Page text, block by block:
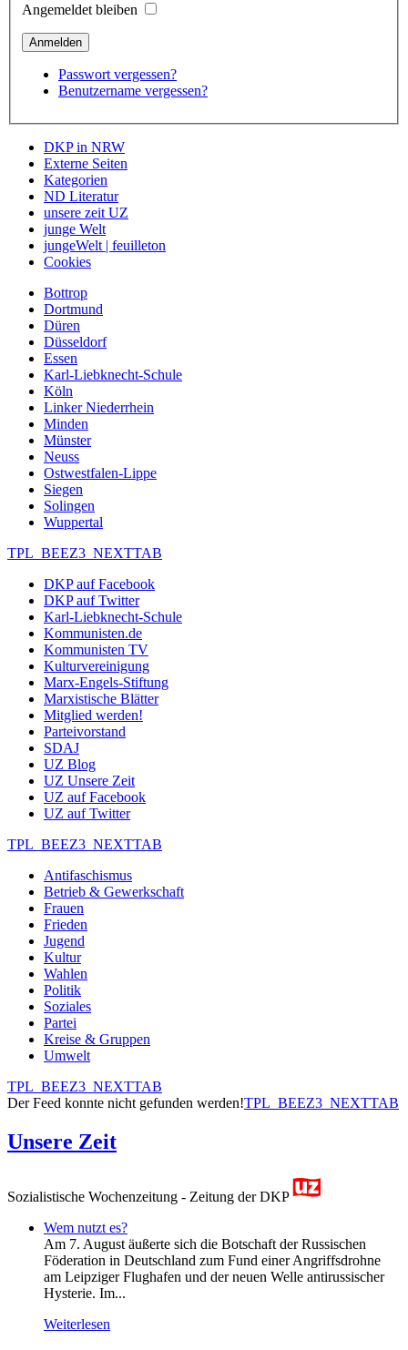
Angemeldet bleiben
Passwort vergessen?
Benutzername vergessen?
DKP in NRW
Externe Seiten
Kategorien
ND Literatur
unsere zeit UZ
junge Welt
jungeWelt | feuilleton
Cookies
Bottrop
Dortmund
Düren
Düsseldorf
Essen
Karl-Liebknecht-Schule
Köln
Linker Niederrhein
Minden
Münster
Neuss
Ostwestfalen-Lippe
Siegen
Solingen
Wuppertal
TPL_BEEZ3_NEXTTAB
DKP auf Facebook
DKP auf Twitter
Karl-Liebknecht-Schule
Kommunisten.de
Kommunisten TV
Kulturvereinigung
Marx-Engels-Stiftung
Marxistische Blätter
Mitglied werden!
Parteivorstand
SDAJ
UZ Blog
UZ Unsere Zeit
UZ auf Facebook
UZ auf Twitter
TPL_BEEZ3_NEXTTAB
Antifaschismus
Betrieb & Gewerkschaft
Frauen
Frieden
Jugend
Kultur
Wahlen
Politik
Soziales
Partei
Kreise & Gruppen
Umwelt
TPL_BEEZ3_NEXTTAB
Der Feed konnte nicht gefunden werden!TPL_BEEZ3_NEXTTAB
Unsere Zeit
Sozialistische Wochenzeitung - Zeitung der DKP
Wem nutzt es?
Am 7. August äußerte sich die Botschaft der Russischen
Föderation in Deutschland zum Fund einer Angriffsdrohne
am Leipziger Flughafen und der neuen Welle antirussischer
Hysterie. Im...
Weiterlesen